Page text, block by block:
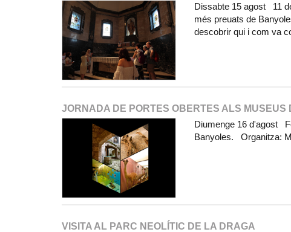
Dissabte 15 agost 11
més preuats de
descobrir qui i com va
JORNADA DE PORTES OBERTES ALS MUSEUS
Diumenge 16 d'agost
Banyoles. Organitza:
VISITA AL PARC NEOLÍTIC DE LA DRAGA